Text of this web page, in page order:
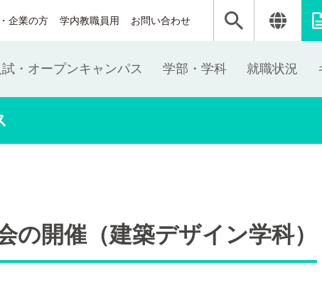
企業の方 学内教職員用 お問い合わせ
試・オープンキャンパス 学部・学科 就職状況
の開催（建築デザイン学科）